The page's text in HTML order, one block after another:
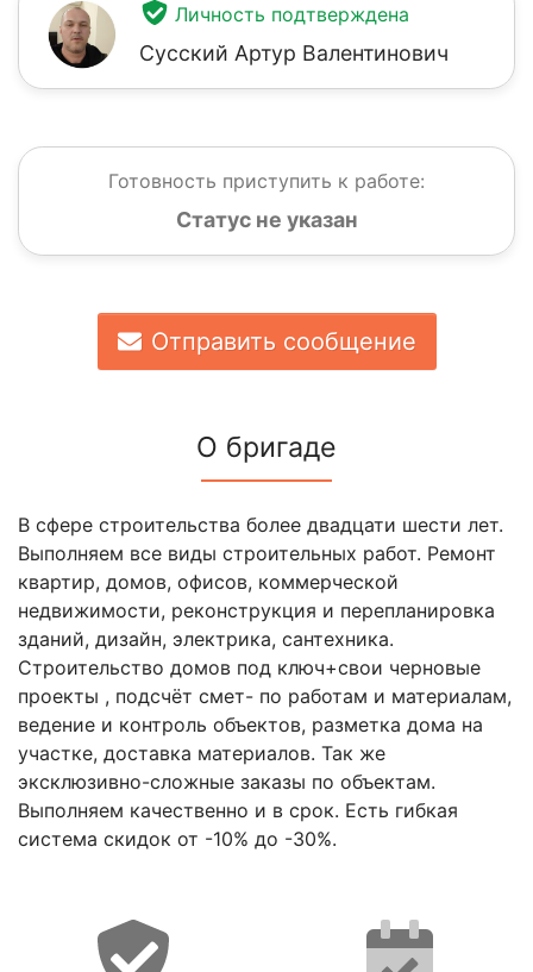
Личность подтверждена
Сусский Артур Валентинович
Готовность приступить к работе:
Статус не указан
Отправить сообщение
О бригаде
В сфере строительства более двадцати шести лет.
Выполняем все виды строительных работ. Ремонт
квартир, домов, офисов, коммерческой
недвижимости, реконструкция и перепланировка
зданий, дизайн, электрика, сантехника.
Строительство домов под ключ+свои черновые
проекты , подсчёт смет- по работам и материалам,
ведение и контроль объектов, разметка дома на
участке, доставка материалов. Так же
эксклюзивно-сложные заказы по объектам.
Выполняем качественно и в срок. Есть гибкая
система скидок от -10% до -30%.